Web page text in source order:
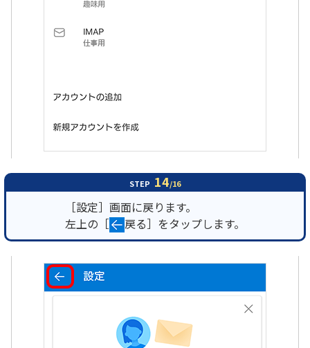
STEP 14/16
［設定］画面に戻ります。
左上の［
戻る］をタップします。